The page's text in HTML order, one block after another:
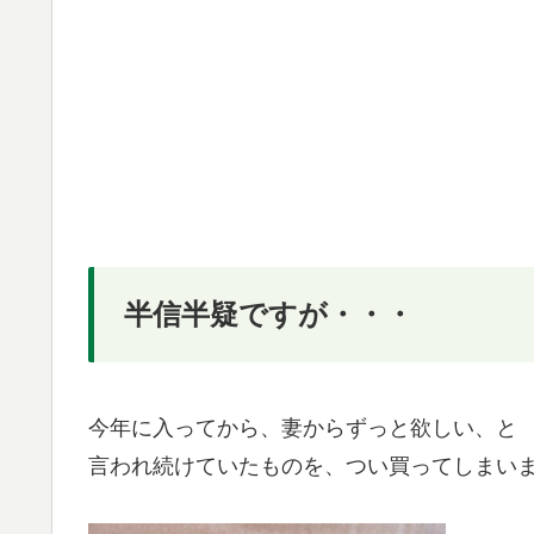
半信半疑ですが・・・
今年に入ってから、妻からずっと欲しい、と
言われ続けていたものを、つい買ってしまい